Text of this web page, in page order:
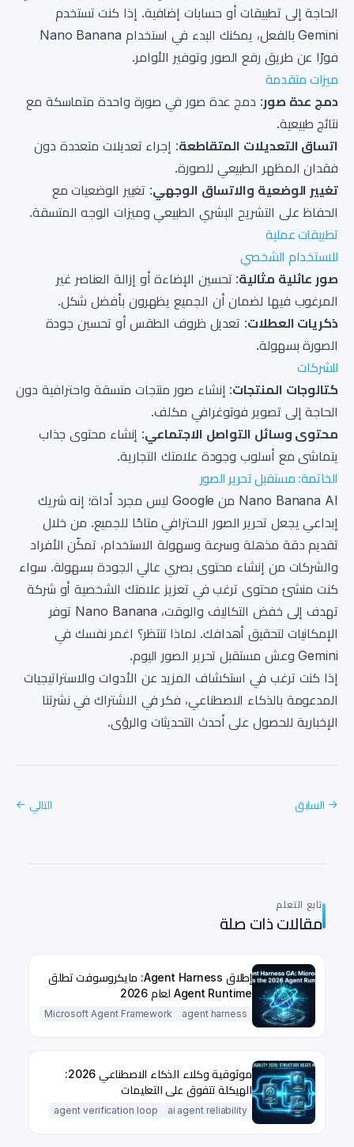
الحاجة إلى تطبيقات أو حسابات إضافية. إذا كنت تستخدم
Gemini بالفعل، يمكنك البدء في استخدام Nano Banana
فورًا عن طريق رفع الصور وتوفير الأوامر.
ميزات متقدمة
دمج عدة صور: دمج عدة صور في صورة واحدة متماسكة مع
نتائج طبيعية.
اتساق التعديلات المتقاطعة: إجراء تعديلات متعددة دون
فقدان المظهر الطبيعي للصورة.
تغيير الوضعية والاتساق الوجهي: تغيير الوضعيات مع
الحفاظ على التشريح البشري الطبيعي وميزات الوجه المتسقة.
تطبيقات عملية
للاستخدام الشخصي
صور عائلية مثالية: تحسين الإضاءة أو إزالة العناصر غير
المرغوب فيها لضمان أن الجميع يظهرون بأفضل شكل.
ذكريات العطلات: تعديل ظروف الطقس أو تحسين جودة
الصورة بسهولة.
للشركات
كتالوجات المنتجات: إنشاء صور منتجات متسقة واحترافية دون
الحاجة إلى تصوير فوتوغرافي مكلف.
محتوى وسائل التواصل الاجتماعي: إنشاء محتوى جذاب
يتماشى مع أسلوب وجودة علامتك التجارية.
الخاتمة: مستقبل تحرير الصور
Nano Banana AI من Google ليس مجرد أداة؛ إنه شريك
إبداعي يجعل تحرير الصور الاحترافي متاحًا للجميع. من خلال
تقديم دقة مذهلة وسرعة وسهولة الاستخدام، تمكّن الأفراد
والشركات من إنشاء محتوى بصري عالي الجودة بسهولة. سواء
كنت منشئ محتوى ترغب في تعزيز علامتك الشخصية أو شركة
تهدف إلى خفض التكاليف والوقت، Nano Banana توفر
الإمكانيات لتحقيق أهدافك. لماذا تنتظر؟ اغمر نفسك في
Gemini وعش مستقبل تحرير الصور اليوم.
إذا كنت ترغب في استكشاف المزيد عن الأدوات والاستراتيجيات
المدعومة بالذكاء الاصطناعي، فكر في الاشتراك في نشرتنا
الإخبارية للحصول على أحدث التحديثات والرؤى.
← السابق التالي →
تابع التعلم
مقالات ذات صلة
إطلاق Agent Harness: مايكروسوفت تطلق
Agent Runtime لعام 2026
agent harness
Microsoft Agent Framework
موثوقية وكلاء الذكاء الاصطناعي 2026:
الهيكلة تتفوق على التعليمات
ai agent reliability
agent verification loop